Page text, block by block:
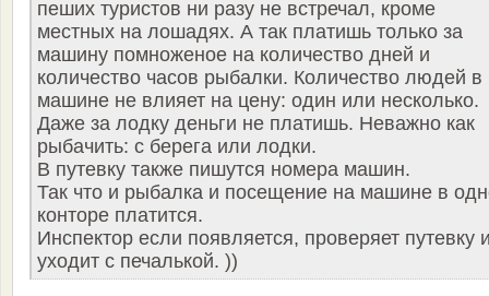
пеших туристов ни разу не встречал, кроме
местных на лошадях. А так платишь только за
машину помноженое на количество дней и
количество часов рыбалки. Количество людей в
машине не влияет на цену: один или несколько.
Даже за лодку деньги не платишь. Неважно как
рыбачить: с берега или лодки.
В путевку также пишутся номера машин.
Так что и рыбалка и посещение на машине в
конторе платится.
Инспектор если появляется, проверяет путевку
уходит с печалькой. ))